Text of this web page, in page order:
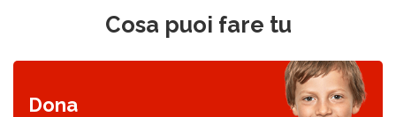
Cosa puoi fare tu
Dona